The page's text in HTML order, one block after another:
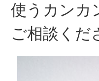
使うカンカ
ご相談くだ